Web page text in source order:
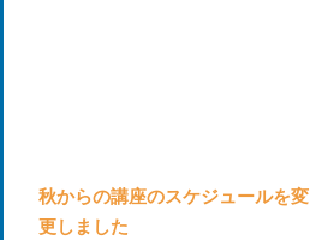
秋からの講座のスケジュールを変
更しました